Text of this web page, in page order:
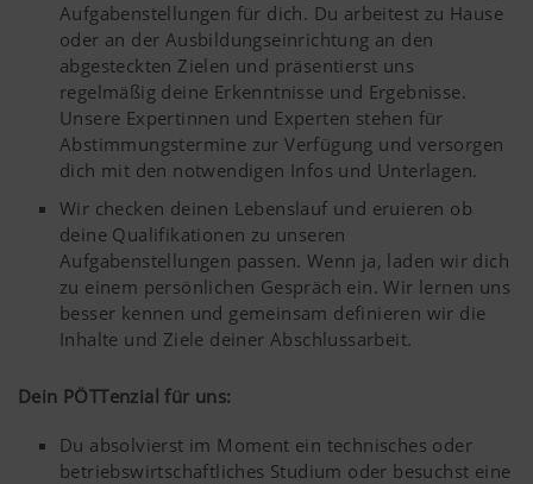
Aufgabenstellungen für dich. Du arbeitest zu Hause
oder an der Ausbildungseinrichtung an den
abgesteckten Zielen und präsentierst uns
regelmäßig deine Erkenntnisse und Ergebnisse.
Unsere Expertinnen und Experten stehen für
Abstimmungstermine zur Verfügung und versorgen
dich mit den notwendigen Infos und Unterlagen.
Wir checken deinen Lebenslauf und eruieren ob
deine Qualifikationen zu unseren
Aufgabenstellungen passen. Wenn ja, laden wir dich
zu einem persönlichen Gespräch ein. Wir lernen uns
besser kennen und gemeinsam definieren wir die
Inhalte und Ziele deiner Abschlussarbeit.
Dein PÖTTenzial für uns:
Du absolvierst im Moment ein technisches oder
betriebswirtschaftliches Studium oder besuchst eine